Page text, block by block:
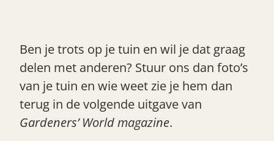
Ben je trots op je tuin en wil je dat graag
delen met anderen? Stuur ons dan foto’s
van je tuin en wie weet zie je hem dan
terug in de volgende uitgave van
Gardeners’ World magazine.